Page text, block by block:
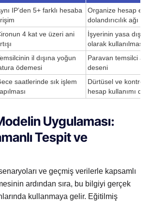
IP’den 5+ farklı hesaba
Organize hesap ele
dolandırıcılık ağı
4 kat ve üzeri ani
İşyerinin yasa dışı
olarak kullanılması
il dışına yoğun
ödemesi
Paravan temsilci
deseni
saatlerinde sık işlem
Dürtüsel ve
hesap kullanımı
Uygulaması:
Tespit ve
ve geçmiş verilerle kapsamlı
ardından sıra, bu bilgiyi gerçek
kullanmaya gelir. Eğitilmiş